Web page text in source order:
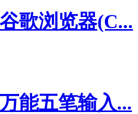
谷歌浏览器(C...
万能五笔输入...